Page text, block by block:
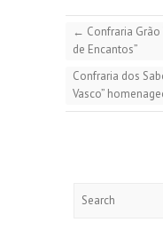
← Confraria
de Encantos”
Confraria dos
Vasco”